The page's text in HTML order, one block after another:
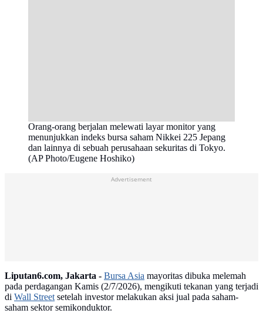
Orang-orang berjalan melewati layar monitor yang
menunjukkan indeks bursa saham Nikkei 225 Jepang
dan lainnya di sebuah perusahaan sekuritas di Tokyo.
(AP Photo/Eugene Hoshiko)
Advertisement
Liputan6.com, Jakarta - Bursa Asia mayoritas dibuka melemah
pada perdagangan Kamis (2/7/2026), mengikuti tekanan yang terjadi
di Wall Streetsetelah investor melakukan aksi jual pada saham-
saham sektor semikonduktor.